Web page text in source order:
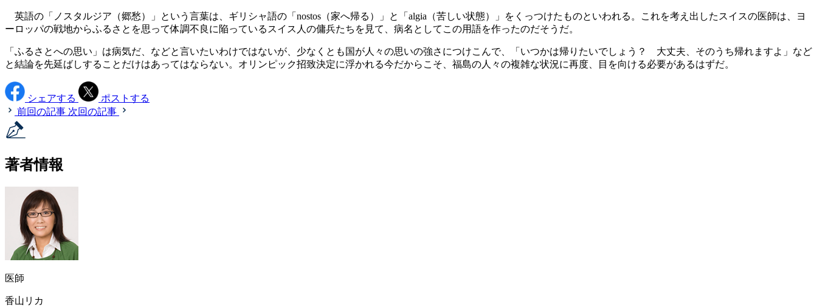
英語の「ノスタルジア（郷愁）」という言葉は、ギリシャ語の「nostos（家へ帰る）」と「algia（苦しい状態）」をくっつけたものといわれる。これを考え出したスイスの医師は、ヨ
ーロッパの戦地からふるさとを思って体調不良に陥っているスイス人の傭兵たちを見て、病名としてこの用語を作ったのだそうだ。
「ふるさとへの思い」は病気だ、などと言いたいわけではないが、少なくとも国が人々の思いの強さにつけこんで、「いつかは帰りたいでしょう？ 大丈夫、そのうち帰れますよ」など
と結論を先延ばしすることだけはあってはならない。オリンピック招致決定に浮かれる今だからこそ、福島の人々の複雑な状況に再度、目を向ける必要があるはずだ。
シェアする
ポストする
前回の記事 次回の記事
著者情報
医師
香山リカ